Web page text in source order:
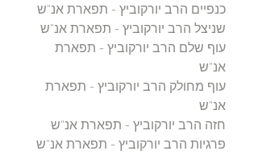
כנפיים הרב יורקוביץ - תפארת אנ"ש
שניצל הרב יורקוביץ - תפארת אנ"ש
עוף שלם הרב יורקוביץ - תפארת
אנ"ש
עוף מחולק הרב יורקוביץ - תפארת
אנ"ש
חזה הרב יורקוביץ - תפארת אנ"ש
פרגיות הרב יורקוביץ - תפארת אנ"ש